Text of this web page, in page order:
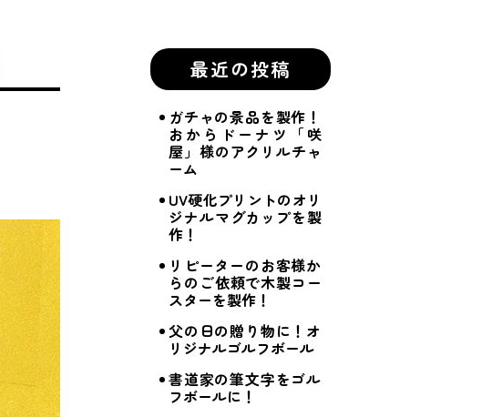
最近の投稿
ガチャの景品を製作！
おからドーナツ「咲
屋」様のアクリルチャ
ーム
UV硬化プリントのオリ
ジナルマグカップを製
作！
リピーターのお客様か
らのご依頼で木製コー
スターを製作！
父の日の贈り物に！オ
リジナルゴルフボール
書道家の筆文字をゴル
フボールに！